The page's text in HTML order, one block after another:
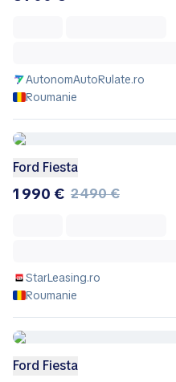
AutonomAutoRulate.ro
Roumanie
Ford Fiesta
1 990 € 2 490 €
StarLeasing.ro
Roumanie
Ford Fiesta